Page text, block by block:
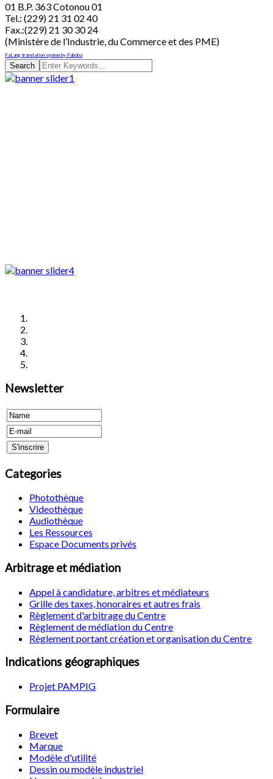
01 B.P. 363 Cotonou 01
Tel.: (229) 21 31 02 40
Fax.:(229) 21 30 30 24
(Ministère de l’Industrie, du Commerce et des PME)
FaLang translation system by Faboba
Search
Newsletter
Categories
Photothèque
Videothèque
Audiothèque
Les Ressources
Espace Documents privés
Arbitrage et médiation
Appel à candidature, arbitres et médiateurs
Grille des taxes, honoraires et autres frais
Règlement d'arbitrage du Centre
Règlement de médiation du Centre
Règlement portant création et organisation du Centre
Indications géographiques
Projet PAMPIG
Formulaire
Brevet
Marque
Modèle d'utilité
Dessin ou modèle industriel